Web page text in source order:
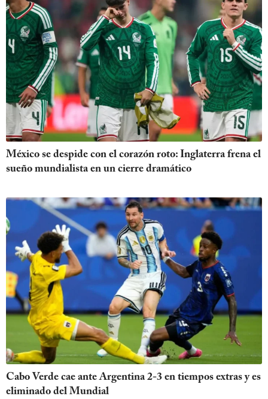
México se despide con el corazón roto: Inglaterra frena el
sueño mundialista en un cierre dramático
Cabo Verde cae ante Argentina 2-3 en tiempos extras y es
eliminado del Mundial